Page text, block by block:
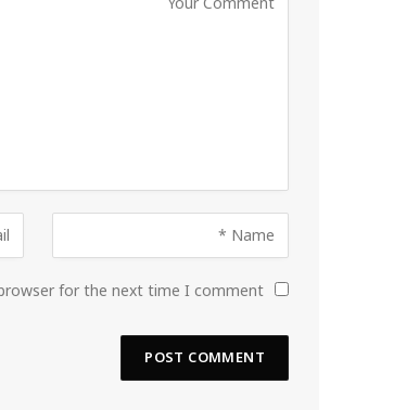
for the next time I comment.